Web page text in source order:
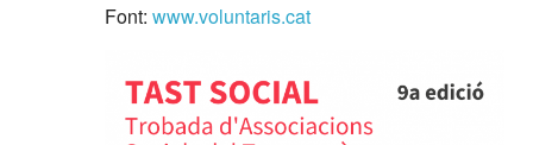
Font:www.voluntaris.cat